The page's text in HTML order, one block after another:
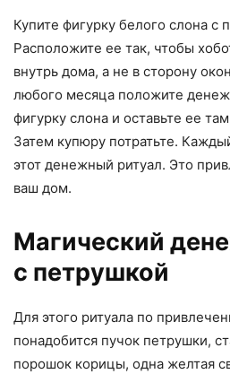
Купите фигурку белого слона с
Расположите ее так, чтобы
внутрь дома, а не в сторону
любого месяца положите
фигурку слона и оставьте ее
Затем купюру потратьте.
этот денежный ритуал. Это
ваш дом.
Магический
с петрушкой
Для этого ритуала по
понадобится пучок петрушки,
порошок корицы, одна желтая